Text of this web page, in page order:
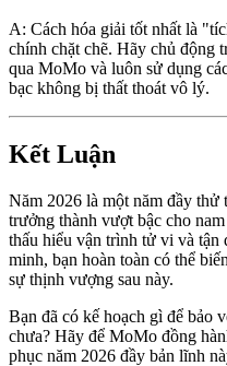
A: Cách hóa giải tốt nhất là
chính chặt chẽ. Hãy chủ động
qua MoMo và luôn sử dụng
bạc không bị thất thoát vô lý.
Kết Luận
Năm 2026 là một năm đầy thử
trưởng thành vượt bậc cho
thấu hiểu vận trình tử vi và tận
minh, bạn hoàn toàn có thể
sự thịnh vượng sau này.
Bạn đã có kế hoạch gì để bảo
chưa? Hãy để MoMo đồng
phục năm 2026 đầy bản lĩnh